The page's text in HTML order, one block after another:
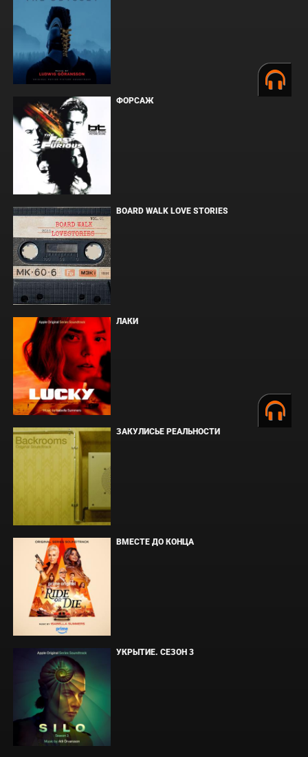
ФОРСАЖ
BOARD WALK LOVE STORIES
ЛАКИ
ЗАКУЛИСЬЕ РЕАЛЬНОСТИ
ВМЕСТЕ ДО КОНЦА
УКРЫТИЕ. СЕЗОН 3